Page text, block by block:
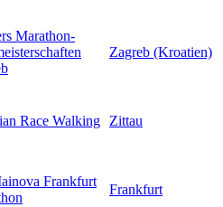
Marathon-
Zagreb (Kroatien)
Race Walking Zittau
Frankfurt
Frankfurt